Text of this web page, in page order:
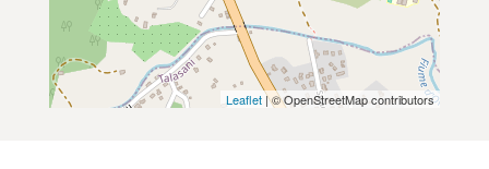
Leaflet| © OpenStreetMap contributors